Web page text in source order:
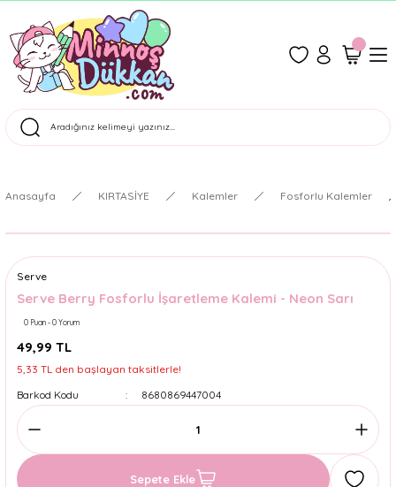
1500 TL Üzeri Ücretsiz Kargo
Tüm Siparişler Aynı Gün Kargoda!
Türkiye'nin En Eğlenceli Kırtasiyesi!
Anasayfa KIRTASİYE Kalemler Fosforlu Kalemler
Serve
Serve Berry Fosforlu İşaretleme Kalemi - Neon Sarı
0 Puan - 0 Yorum
49,99 TL
5,33 TL den başlayan taksitlerle!
Barkod Kodu
8680869447004
Sepete Ekle